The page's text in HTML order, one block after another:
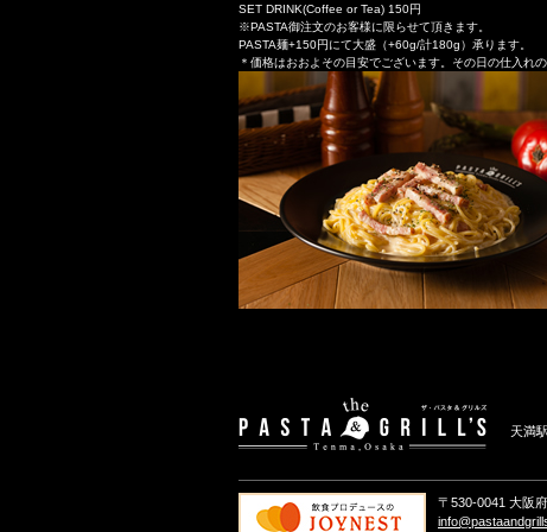
SET DRINK(Coffee or Tea) 150円
※PASTA御注文のお客様に限らせて頂きます。
PASTA麺+150円にて大盛（+60g/計180g）承ります。
＊価格はおおよその目安でございます。その日の仕入れ
天満
〒530-0041 大阪